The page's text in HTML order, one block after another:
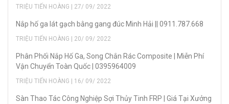
TRIỆU TIẾN HOÀNG | 27/ 09/ 2022
Nắp hố ga lát gạch bằng gang đúc Minh Hải || 0911.787.668
TRIỆU TIẾN HOÀNG | 20/ 09/ 2022
Phân Phối Nắp Hố Ga, Song Chắn Rác Composite | Miễn Phí
Vận Chuyển Toàn Quốc | 0395964009
TRIỆU TIẾN HOÀNG | 16/ 09/ 2022
Sàn Thao Tác Công Nghiệp Sợi Thủy Tinh FRP | Giá Tại Xưởng